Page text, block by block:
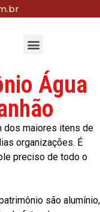
Água
dos maiores itens de
organizações. É
preciso de todo o
são alumínio,